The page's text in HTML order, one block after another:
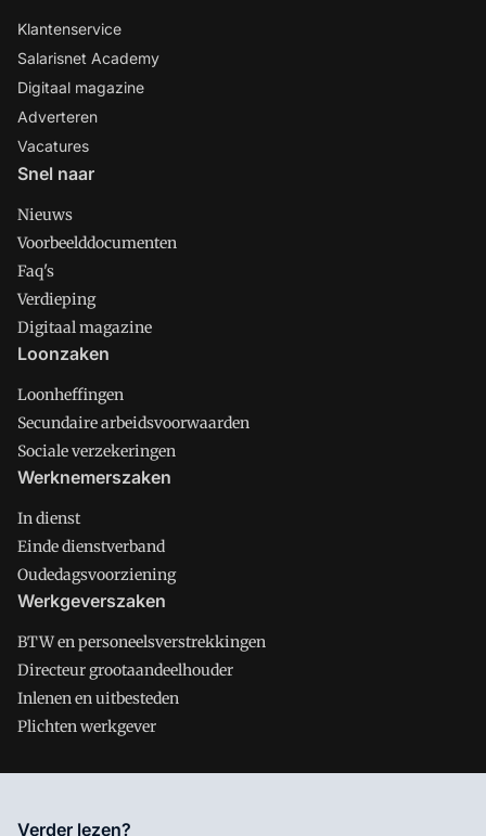
Klantenservice
Salarisnet Academy
Digitaal magazine
Adverteren
Vacatures
Snel naar
Nieuws
Voorbeelddocumenten
Faq's
Verdieping
Digitaal magazine
Loonzaken
Loonheffingen
Secundaire arbeidsvoorwaarden
Sociale verzekeringen
Werknemerszaken
In dienst
Einde dienstverband
Oudedagsvoorziening
Werkgeverszaken
BTW en personeelsverstrekkingen
Directeur grootaandeelhouder
Inlenen en uitbesteden
Plichten werkgever
Salarisnet is onderdeel van VMN media. Lees in
Verder lezen?